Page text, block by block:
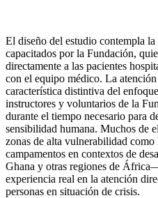
El diseño del estudio contempla
capacitados por la Fundación,
directamente a las pacientes
con el equipo médico. La atención
característica distintiva del
instructores y voluntarios de la
durante el tiempo necesario para
sensibilidad humana. Muchos de
zonas de alta vulnerabilidad como
campamentos en contextos de
Ghana y otras regiones de
experiencia real en la atención
personas en situación de crisis.